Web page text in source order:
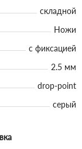
складной
Ножи
с фиксацией
2.5 мм
drop-point
серый